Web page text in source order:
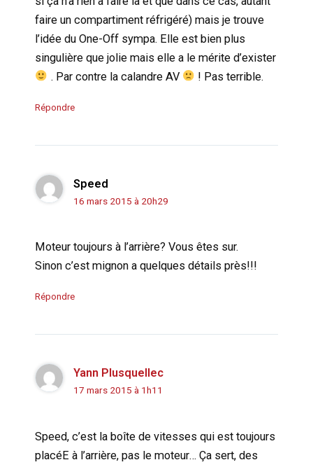
faire un compartiment réfrigéré) mais je trouve
l’idée du One-Off sympa. Elle est bien plus
singulière que jolie mais elle a le mérite d’exister
. Par contre la calandre AV
! Pas terrible.
Répondre
Speed
16 mars 2015 à 20h29
Moteur toujours à l’arrière? Vous êtes sur.
Sinon c’est mignon a quelques détails près!!!
Répondre
Yann Plusquellec
17 mars 2015 à 1h11
Speed, c’est la boîte de vitesses qui est toujours
placéE à l’arrière, pas le moteur… Ça sert, des